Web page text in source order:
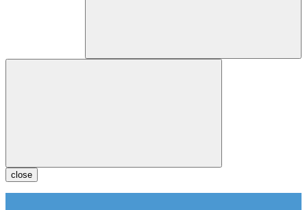
close